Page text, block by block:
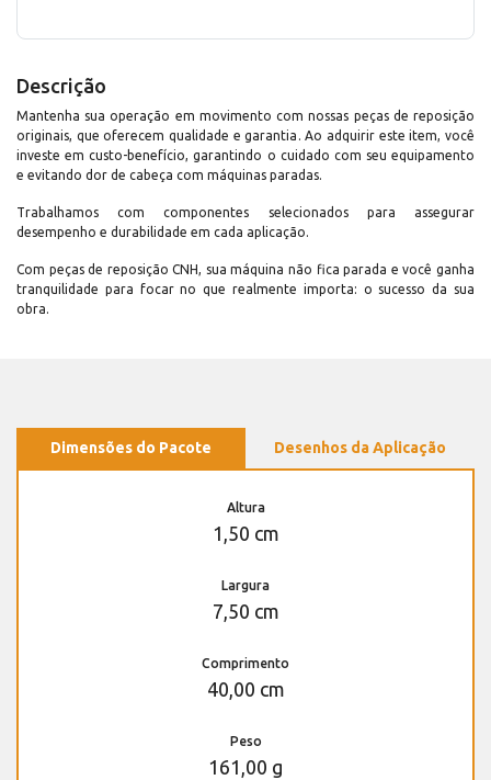
Descrição
Mantenha sua operação em movimento com nossas peças de reposição
originais, que oferecem qualidade e garantia. Ao adquirir este item, você
investe em custo-benefício, garantindo o cuidado com seu equipamento
e evitando dor de cabeça com máquinas paradas.
Trabalhamos com componentes selecionados para assegurar
desempenho e durabilidade em cada aplicação.
Com peças de reposição CNH, sua máquina não fica parada e você ganha
tranquilidade para focar no que realmente importa: o sucesso da sua
obra.
Dimensões do Pacote Desenhos da Aplicação
Altura
1,50 cm
Largura
7,50 cm
Comprimento
40,00 cm
Peso
161,00 g